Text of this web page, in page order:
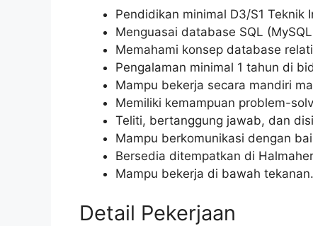
Pendidikan minimal D3/S1
Menguasai database SQL
Memahami konsep database
Pengalaman minimal 1 tahun di
Mampu bekerja secara mandiri
Memiliki kemampuan problem-
Teliti, bertanggung jawab, dan
Mampu berkomunikasi dengan
Bersedia ditempatkan di
Mampu bekerja di bawah tekanan.
Detail Pekerjaan